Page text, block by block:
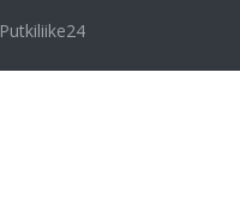
Putkiliike24